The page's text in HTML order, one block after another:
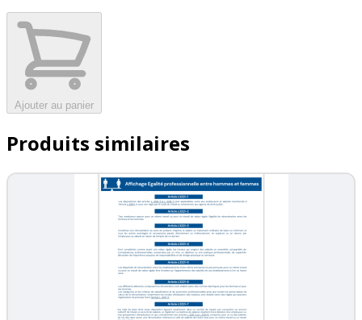
Ajouter au panier
Produits similaires